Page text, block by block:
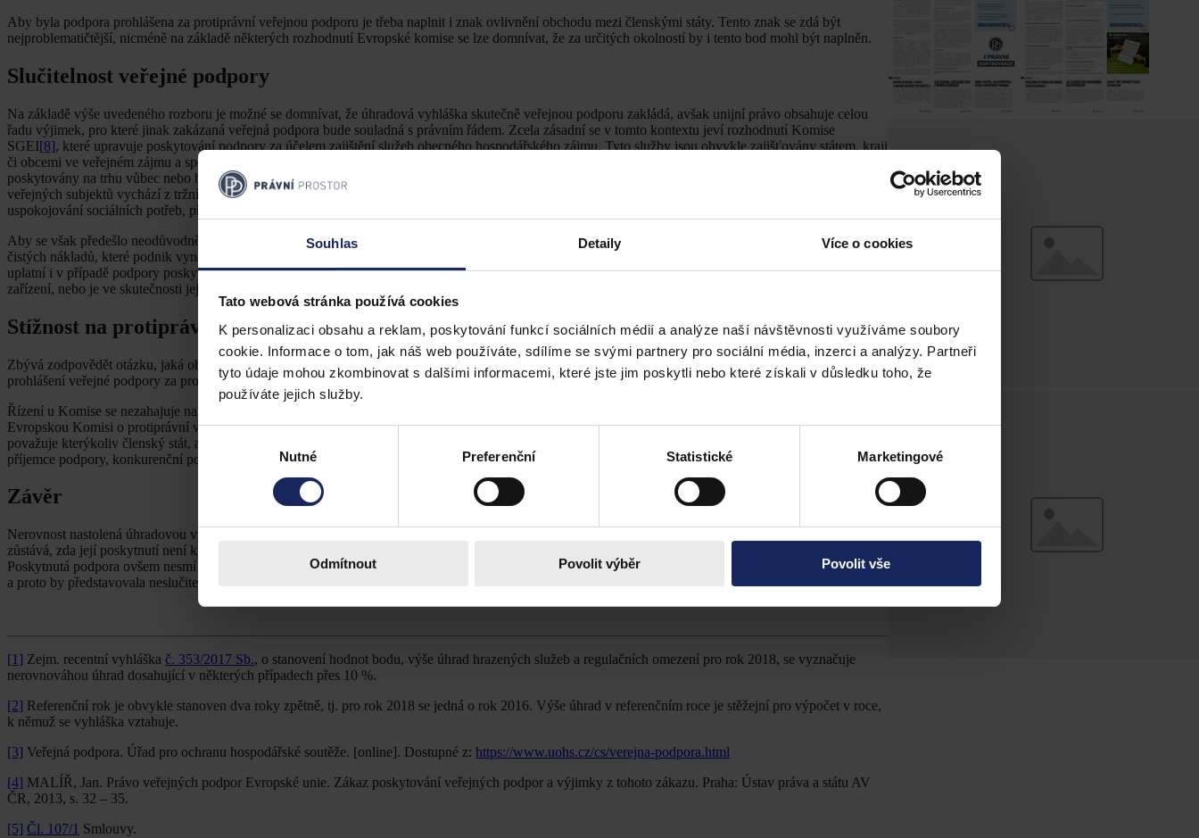
Souhlas Detaily Více o cookies
Tato webová stránka používá cookies
K personalizaci obsahu a reklam, poskytování funkcí sociálních médií a analýze naší návštěvnosti využíváme soubory
cookie. Informace o tom, jak náš web používáte, sdílíme se svými partnery pro sociální média, inzerci a analýzy. Partneři
tyto údaje mohou zkombinovat s dalšími informacemi, které jste jim poskytli nebo které získali v důsledku toho, že
používáte jejich služby.
souhlasu
Nutné Preferenční Statistické Marketingové
Odmítnout Povolit výběr Povolit vše
Aby byla podpora prohlášena za protiprávní veřejnou podporu je třeba naplnit i znak ovlivnění obchodu mezi členskými státy. Tento znak se zdá být
nejproblematičtější, nicméně na základě některých rozhodnutí Evropské komise se lze domnívat, že za určitých okolností by i tento bod mohl být naplněn.
Slučitelnost veřejné podpory
Na základě výše uvedeného rozboru je možné se domnívat, že úhradová vyhláška skutečně veřejnou podporu zakládá, avšak unijní právo obsahuje celou
řadu výjimek, pro které jinak zakázaná veřejná podpora bude souladná s právním řádem. Zcela zásadní se v tomto kontextu jeví rozhodnutí Komise
SGEI[8], které upravuje poskytování podpory za účelem zajištění služeb obecného hospodářského zájmu. Tyto služby jsou obvykle zajišťovány státem, kraji
či obcemi ve veřejném zájmu a specifickým znakem těchto služeb je skutečnost, že pokud by nebyly finančně podporovány veřejnými subjekty, nebyly by
poskytovány na trhu vůbec nebo by byly poskytovány v nižší kvalitě či rozsahu. Opodstatněnost finanční podpory služeb obecného zájmu ze strany
veřejných subjektů vychází z tržního selhání v oblasti nabídky těchto služeb.
uspokojování sociálních potřeb, přeprava cestujících, poštovní služby nebo právě poskytování zdravotní péče.
Aby se však předešlo neodůvodněnému narušení hospodářské soutěže, neměla by dle rozhodnutí SGEI podpora přesáhnout rozsah nezbytný k pokrytí
čistých nákladů, které podnik vynaložil při poskytování služby, včetně přiměřeného zisku.
uplatní i v případě podpory poskytované na základě úhradové vyhlášky, je proto třeba stanovit, zda platba skutečně pouze zajišťuje činnost zdravotnických
zařízení, nebo je ve skutečnosti její účel zcela odlišný a zda její výše není nepřiměřená.
Stížnost na protiprávní veřejnou podporu
Zbývá zodpovědět otázku, jaká obrana se nabízí proti protiprávně poskytnuté veřejné podpoře. Řízení o protiprávnosti veřejné podpory vede Komise,
prohlášení veřejné podpory za protiprávní se však lze domáhat i soudní cestou.
Řízení u Komise se nezahajuje na návrh, Komise sama vyhodnotí na základě předložených informací, zda se podáním bude zabývat, či nikoli. Informovat
Evropskou Komisi o protiprávní veřejné podpoře je možné pomoci stížnosti na veřejnou podporu, kterou je oprávněna podat zúčastněná osoba, za kterou se
považuje kterýkoliv členský stát, anebo osoba, podnik či sdružení podniků, jejichž zájmy by mohly být ovlivněny poskytnutím podpory, tedy zejména
příjemce podpory, konkurenční podniky nebo profesní sdružení.
Závěr
Nerovnost nastolená úhradovou vyhláškou ve prospěch veřejných zdravotnických zařízení zdá se naplňuje všechny znaky veřejné podpory. Otázkou však
zůstává, zda její poskytnutí není kryto výjimkou, jelikož je možné, že jejím prostřednictvím jsou zajištěny služby obecného hospodářského zájmu.
Poskytnutá podpora ovšem nesmí být nadměrná. Nadměrná platba značí, že její poskytnutí není potřebné k zajištění služeb obecného hospodářského zájmu,
a proto by představovala neslučitelnou protiprávní veřejnou podporu.
[1] Zejm. recentní vyhláška č. 353/2017 Sb., o stanovení hodnot bodu, výše úhrad hrazených služeb a regulačních omezení pro rok 2018, se vyznačuje
nerovnováhou úhrad dosahující v některých případech přes 10 %.
[2] Referenční rok je obvykle stanoven dva roky zpětně, tj. pro rok 2018 se jedná o rok 2016. Výše úhrad v referenčním roce je stěžejní pro výpočet v roce,
k němuž se vyhláška vztahuje.
[3] Veřejná podpora. Úřad pro ochranu hospodářské soutěže. [online]. Dostupné z: https://www.uohs.cz/cs/verejna-podpora.html
[4] MALÍŘ, Jan. Právo veřejných podpor Evropské unie. Zákaz poskytování veřejných podpor a výjimky z tohoto zákazu. Praha: Ústav práva a státu AV
ČR, 2013, s. 32 – 35.
[5] Čl. 107/1 Smlouvy.